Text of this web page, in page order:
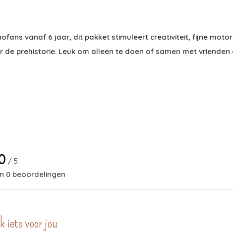
vanaf 6 jaar, dit pakket stimuleert creativiteit, fijne
de prehistorie. Leuk om alleen te doen of samen met vrienden
/ 5
0 beoordelingen
iets voor jou